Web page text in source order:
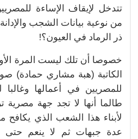
تتدخل لإيقاف الإساءة
من نوعية بيانات الشجب
ذر الرماد في العيون؟!
خصوصا أن تلك ليست المرة
الكاتبة (هبة مشاري حمادة)
للمصريين في أعمالها وغالبا
طالما أنها لا تجد جهة مصرية
لأبناء هذا الشعب الذي يكافح
عدة جبهات ثم لا ينعم حتى